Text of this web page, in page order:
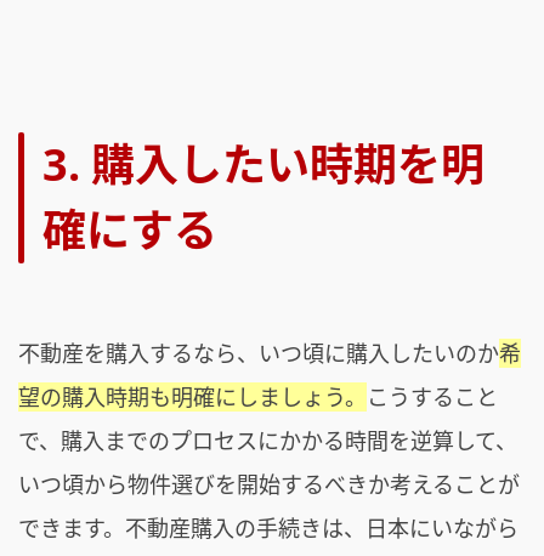
3. 購入したい時期を明
確にする
不動産を購入するなら、いつ頃に購入したいのか希
望の購入時期も明確にしましょう。 こうすること
で、購入までのプロセスにかかる時間を逆算して、
いつ頃から物件選びを開始するべきか考えることが
できます。不動産購入の手続きは、日本にいながら